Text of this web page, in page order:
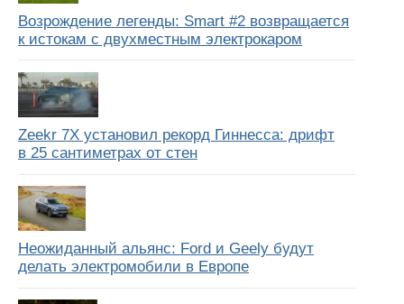
Возрождение легенды: Smart #2 возвращается
к истокам с двухместным электрокаром
Zeekr 7X установил рекорд Гиннесса: дрифт
в 25 сантиметрах от стен
Неожиданный альянс: Ford и Geely будут
делать электромобили в Европе